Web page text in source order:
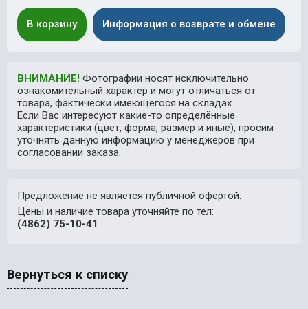
В корзину Информация о возврате и обмене
ВНИМАНИЕ! Фотографии носят исключительно
ознакомительный характер и могут отличаться от
товара, фактически имеющегося на складах.
Если Вас интересуют какие-то определённые
характеристики (цвет, форма, размер и иные), просим
уточнять данную информацию у менеджеров при
согласовании заказа.
Предложение не является публичной офертой.
Цены и наличие товара уточняйте по тел:
(4862) 75-10-41
Вернуться к списку